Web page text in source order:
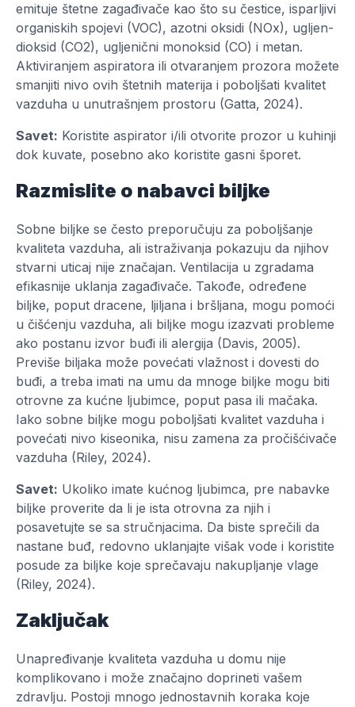
emituje štetne zagađivače kao što su čestice, isparljivi
organiskih spojevi (VOC), azotni oksidi (NOx), ugljen-
dioksid (CO2), ugljenični monoksid (CO) i metan.
Aktiviranjem aspiratora ili otvaranjem prozora možete
smanjiti nivo ovih štetnih materija i poboljšati kvalitet
vazduha u unutrašnjem prostoru (Gatta, 2024).
Savet: Koristite aspirator i/ili otvorite prozor u kuhinji
dok kuvate, posebno ako koristite gasni šporet.
Razmislite o nabavci biljke
Sobne biljke se često preporučuju za poboljšanje
kvaliteta vazduha, ali istraživanja pokazuju da njihov
stvarni uticaj nije značajan. Ventilacija u zgradama
efikasnije uklanja zagađivače. Takođe, određene
biljke, poput dracene, ljiljana i bršljana, mogu pomoći
u čišćenju vazduha, ali biljke mogu izazvati probleme
ako postanu izvor buđi ili alergija (Davis, 2005).
Previše biljaka može povećati vlažnost i dovesti do
buđi, a treba imati na umu da mnoge biljke mogu biti
otrovne za kućne ljubimce, poput pasa ili mačaka.
Iako sobne biljke mogu poboljšati kvalitet vazduha i
povećati nivo kiseonika, nisu zamena za pročišćivače
vazduha (Riley, 2024).
Savet: Ukoliko imate kućnog ljubimca, pre nabavke
biljke proverite da li je ista otrovna za njih i
posavetujte se sa stručnjacima. Da biste sprečili da
nastane buđ, redovno uklanjajte višak vode i koristite
posude za biljke koje sprečavaju nakupljanje vlage
(Riley, 2024).
Zaključak
Unapređivanje kvaliteta vazduha u domu nije
komplikovano i može značajno doprineti vašem
zdravlju. Postoji mnogo jednostavnih koraka koje